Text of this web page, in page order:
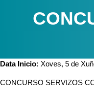
Data Inicio: Xoves, 5 de
CONCURSO SERVIZOS